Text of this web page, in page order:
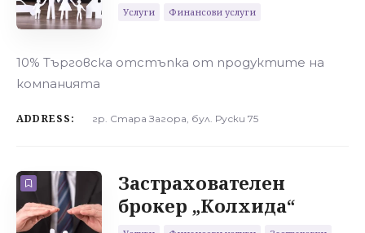
Услуги Финансови услуги
10% Търговска отстъпка от продуктите на
компанията
ADDRESS: гр. Стара Загора, бул. Руски 75
Застрахователен
брокер „Колхида“